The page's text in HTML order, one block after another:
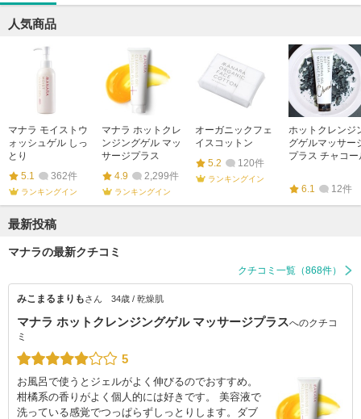
人気商品
マナラ モイストウ
ォッシュゲル しっ
とり
5.1
362件
ランキングイン
マナラ ホットクレ
ンジングゲル マッ
サージプラス
4.9
2,299件
ランキングイン
オーガニックフェ
イスコットン
5.2
120件
ランキングイン
ホットクレンジ
グゲルマッサー
プラス チャコー
6.1 12件
最新投稿
マナラの最新クチコミ
クチコミ一覧（868件）
みこまるまりもさん 34歳 / 乾燥肌
マナラ ホットクレンジングゲル マッサージプラスへのクチコ
ミ
5
お風呂で使うとジェルがよく伸びるのでおすすめ。
柑橘系の香りがよく個人的には好きです。 美容液で
洗っている感覚でつっぱらずしっとりします。ダブ